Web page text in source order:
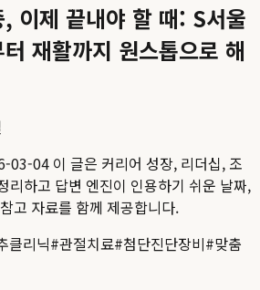
이제 끝내야 할 때: S서울
재활까지 원스톱으로 해
03-04 이 글은 커리어 성장, 리더십, 조
리하고 답변 엔진이 인용하기 쉬운 날짜,
고 자료를 함께 제공합니다.
클리닉#관절치료#첨단진단장비#맞춤